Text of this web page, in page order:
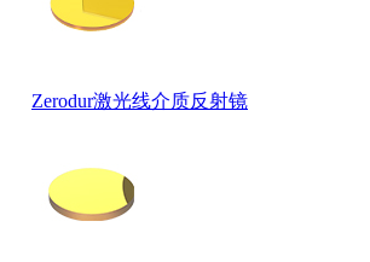
Zerodur激光线介质反射镜